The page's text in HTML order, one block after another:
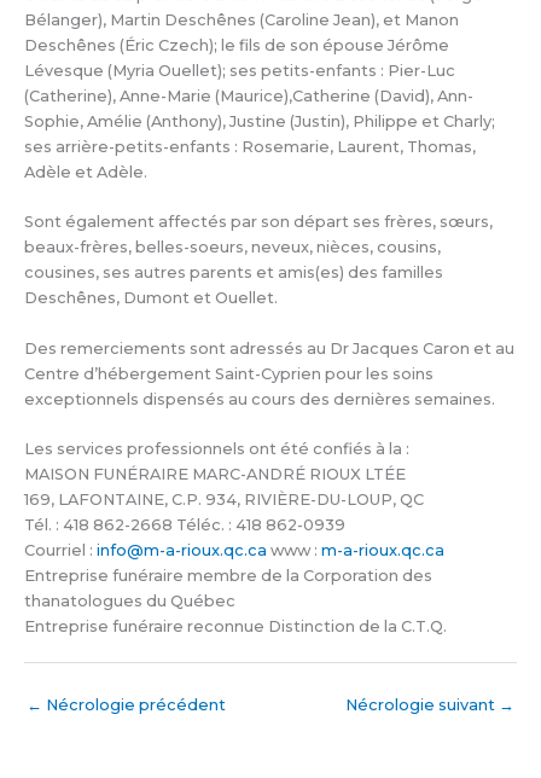
Bélanger), Martin Deschênes (Caroline Jean), et Manon
Deschênes (Éric Czech); le fils de son épouse Jérôme
Lévesque (Myria Ouellet); ses petits-enfants : Pier-Luc
(Catherine), Anne-Marie (Maurice),Catherine (David), Ann-
Sophie, Amélie (Anthony), Justine (Justin), Philippe et Charly;
ses arrière-petits-enfants : Rosemarie, Laurent, Thomas,
Adèle et Adèle.
Sont également affectés par son départ ses frères, sœurs,
beaux-frères, belles-soeurs, neveux, nièces, cousins,
cousines, ses autres parents et amis(es) des familles
Deschênes, Dumont et Ouellet.
Des remerciements sont adressés au Dr Jacques Caron et au
Centre d’hébergement Saint-Cyprien pour les soins
exceptionnels dispensés au cours des dernières semaines.
Les services professionnels ont été confiés à la :
MAISON FUNÉRAIRE MARC-ANDRÉ RIOUX LTÉE
169, LAFONTAINE, C.P. 934, RIVIÈRE-DU-LOUP, QC
Tél. : 418 862-2668 Téléc. : 418 862-0939
Courriel : info@m-a-rioux.qc.ca www : m-a-rioux.qc.ca
Entreprise funéraire membre de la Corporation des
thanatologues du Québec
Entreprise funéraire reconnue Distinction de la C.T.Q.
← Nécrologie précédent Nécrologie suivant →